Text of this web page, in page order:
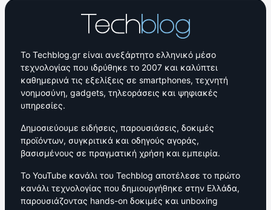
Το Techblog.gr είναι ανεξάρτητο ελληνικό μέσο
τεχνολογίας που ιδρύθηκε το 2007 και καλύπτει
καθημερινά τις εξελίξεις σε smartphones, τεχνητή
νοημοσύνη, gadgets, τηλεοράσεις και ψηφιακές
υπηρεσίες.
Δημοσιεύουμε ειδήσεις, παρουσιάσεις, δοκιμές
προϊόντων, συγκριτικά και οδηγούς αγοράς,
βασισμένους σε πραγματική χρήση και εμπειρία.
Το YouTube κανάλι του Techblog αποτέλεσε το πρώτο
κανάλι τεχνολογίας που δημιουργήθηκε στην Ελλάδα,
παρουσιάζοντας hands-on δοκιμές και unboxing